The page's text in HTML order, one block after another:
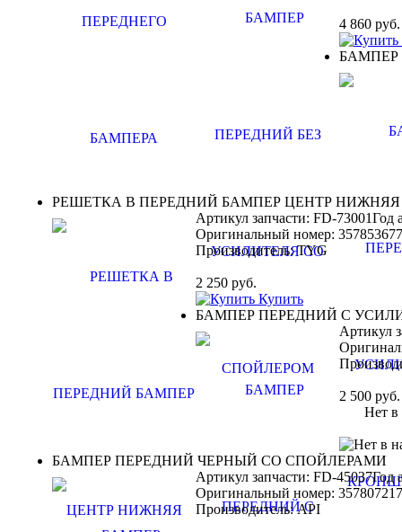
4 860 руб.
РЕШЕТКА В ПЕРЕДНИЙ БАМПЕР ЦЕНТР НИЖНЯЯ
Артикул запчасти: FD-73001Год
Оригинальный номер:
Производитель:TYG
2 250 руб.
Купить
БАМПЕР ПЕРЕДНИЙ С
Артикул
2 500 руб.
Нет в
БАМПЕР ПЕРЕДНИЙ ЧЕРНЫЙ СО СПОЙЛЕРАМИ
Артикул запчасти: FD-45037Год
Оригинальный номер:
Производитель:API